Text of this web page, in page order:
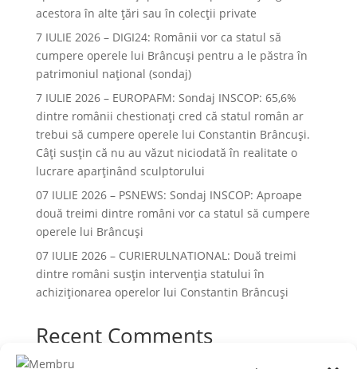
acestora în alte ţări sau în colecţii private
7 IULIE 2026 – DIGI24: Românii vor ca statul să
cumpere operele lui Brâncuși pentru a le păstra în
patrimoniul național (sondaj)
7 IULIE 2026 – EUROPAFM: Sondaj INSCOP: 65,6%
dintre românii chestionați cred că statul român ar
trebui să cumpere operele lui Constantin Brâncuși.
Câți susțin că nu au văzut niciodată în realitate o
lucrare aparținând sculptorului
07 IULIE 2026 – PSNEWS: Sondaj INSCOP: Aproape
două treimi dintre români vor ca statul să cumpere
operele lui Brâncuși
07 IULIE 2026 – CURIERULNATIONAL: Două treimi
dintre români susțin intervenția statului în
achiziționarea operelor lui Constantin Brâncuși
Recent Comments
Niciun comentariu de arătat.